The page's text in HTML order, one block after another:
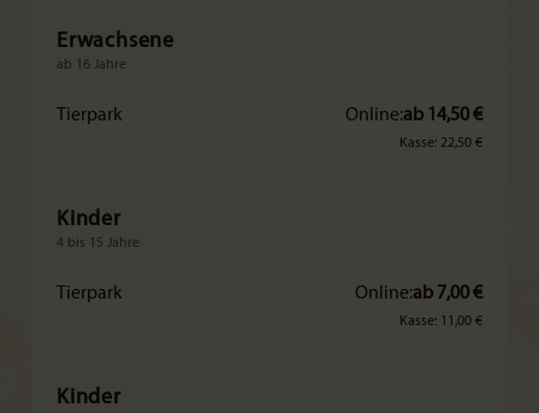
Erwachsene
ab 16 Jahre
Tierpark Online:ab 14,50 €
Kasse: 22,50 €
Kinder
4 bis 15 Jahre
Tierpark Online:ab 7,00 €
Kasse: 11,00 €
Kinder